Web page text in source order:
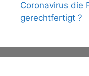
Coronavirus die
gerechtfertigt ?